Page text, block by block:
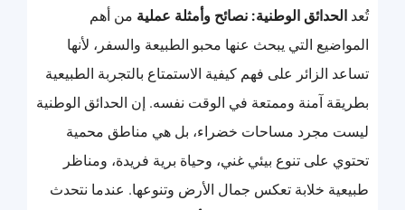
تُعد الحدائق الوطنية: نصائح وأمثلة عملية من أهم
المواضيع التي يبحث عنها محبو الطبيعة والسفر، لأنها
تساعد الزائر على فهم كيفية الاستمتاع بالتجربة الطبيعية
بطريقة آمنة وممتعة في الوقت نفسه. إن الحدائق الوطنية
ليست مجرد مساحات خضراء، بل هي مناطق محمية
تحتوي على تنوع بيئي غني، وحياة برية فريدة، ومناظر
طبيعية خلابة تعكس جمال الأرض وتنوعها. عندما نتحدث